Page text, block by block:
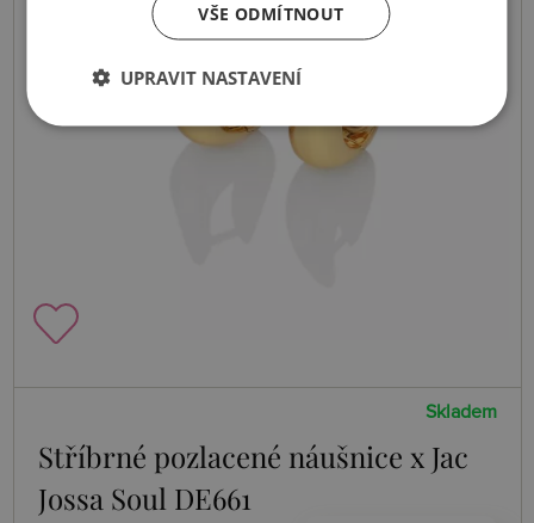
Skladem
Stříbrné pozlacené náušnice x Jac
Jossa Soul DE661
VŠE ODMÍTNOUT
UPRAVIT NASTAVENÍ